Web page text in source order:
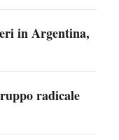
in Argentina,
radicale